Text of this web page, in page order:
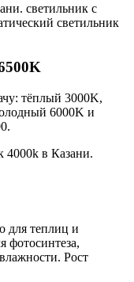
светильник с
светильник
тёплый 3000K,
6000K и
4000k в Казани.
для теплиц и
фотосинтеза,
Рост